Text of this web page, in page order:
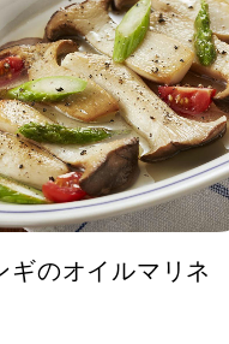
ギのオイルマリネ